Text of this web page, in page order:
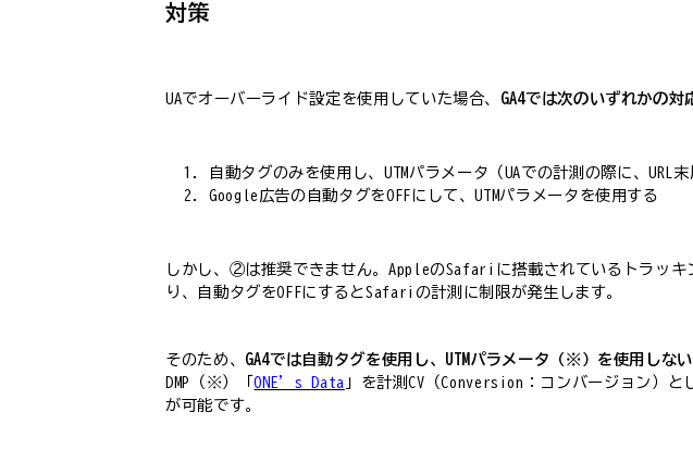
対策
UAでオーバーライド設定を使用していた場合、 GA4では次のいずれかの対
自動タグのみを使用し、UTMパラメータ（UAでの計測の際に、URL
Google広告の自動タグをOFFにして、UTMパラメータを使用する
しかし、②は推奨できません。AppleのSafariに搭載されているトラッ
り、自動タグをOFFにするとSafariの計測に制限が発生します。
そのため、 GA4では自動タグを使用し、UTMパラメータ（※）を使用しな
DMP（※）「ONE’s Data 」を計測CV（Conversion：コンバージョン）
が可能です。